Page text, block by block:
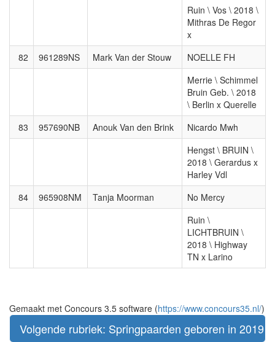
Ruin \ Vos \ 2018 \
Mithras De Regor
x
82
961289NS Mark Van der Stouw
NOELLE FH
Merrie \ Schimmel
Bruin Geb. \ 2018
\ Berlin x Querelle
83
957690NB Anouk Van den Brink
Nicardo Mwh
Hengst \ BRUIN \
2018 \ Gerardus x
Harley Vdl
84
965908NM Tanja Moorman
No Mercy
Ruin \
LICHTBRUIN \
2018 \ Highway
TN x Larino
Gemaakt met Concours 3.5 software (https://www.concours35.nl/)
Volgende rubriek: Springpaarden geboren in 2019